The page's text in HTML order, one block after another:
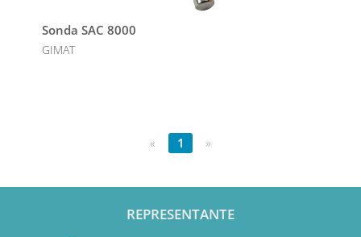
Sonda SAC 8000
GIMAT
« 1 »
REPRESENTANTE